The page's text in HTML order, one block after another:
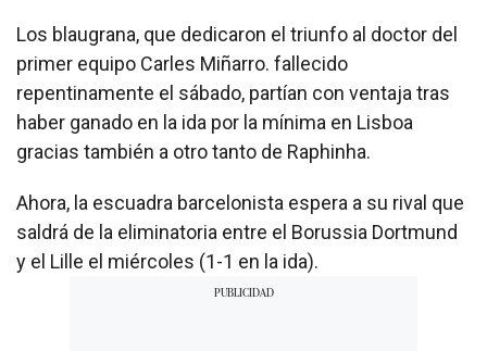
Los blaugrana, que dedicaron el triunfo al doctor del
primer equipo Carles Miñarro. fallecido
repentinamente el sábado, partían con ventaja tras
haber ganado en la ida por la mínima en Lisboa
gracias también a otro tanto de Raphinha.
Ahora, la escuadra barcelonista espera a su rival que
saldrá de la eliminatoria entre el Borussia Dortmund
y el Lille el miércoles (1-1 en la ida).